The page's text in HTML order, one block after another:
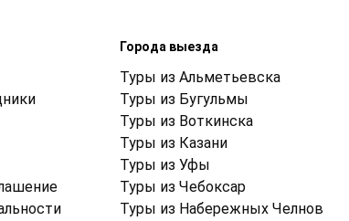
Города выезда
Туры из Альметьевска
Туры из Бугульмы
Туры из Воткинска
Туры из Казани
Туры из Уфы
Туры из Чебоксар
Туры из Набережных Челнов